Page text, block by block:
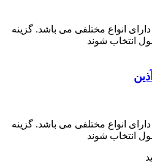
انواع مختلفی می باشد. گزینه
انتخاب شوند
انواع مختلفی می باشد. گزینه
انتخاب شوند